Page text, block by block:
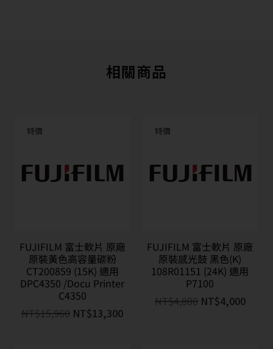
相關商品
特價
FUJIFILM 富士軟片 原廠
原裝黃色高容量碳粉
CT200859 (15K) 適用
DPC4350 /Docu Printer
C4350
NT$15,960 NT$13,300
特價
FUJIFILM 富士軟片 原廠
原裝感光鼓 黑色(K)
108R01151 (24K) 適用
P7100
NT$4,800 NT$4,000